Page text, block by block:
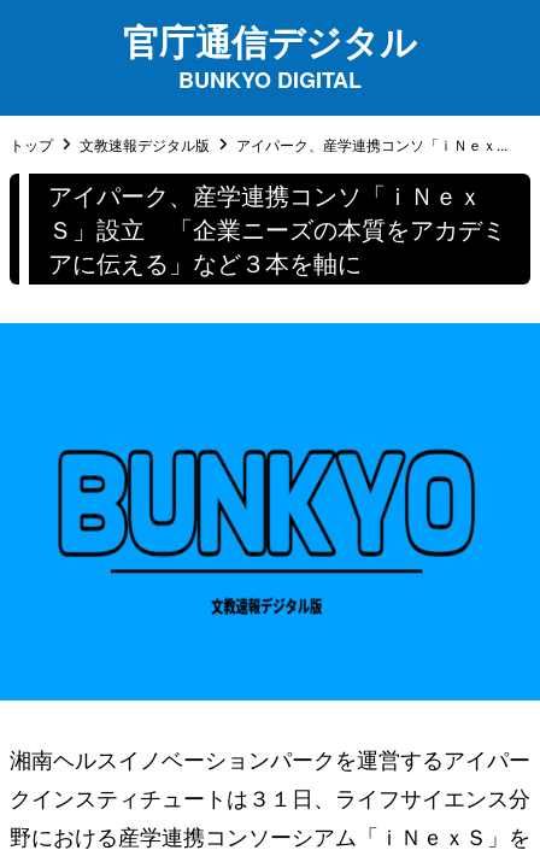
官庁通信デジタル
BUNKYO DIGITAL
トップ 文教速報デジタル版 アイパーク、産学連携コンソ「ｉＮｅｘ...
アイパーク、産学連携コンソ「ｉＮｅｘ
Ｓ」設立 「企業ニーズの本質をアカデミ
アに伝える」など３本を軸に
湘南ヘルスイノベーションパークを運営するアイパー
クインスティチュートは３１日、ライフサイエンス分
野における産学連携コンソーシアム「ｉＮｅｘＳ」を